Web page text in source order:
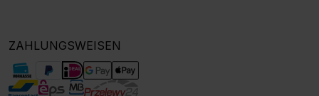
ZAHLUNGSWEISEN